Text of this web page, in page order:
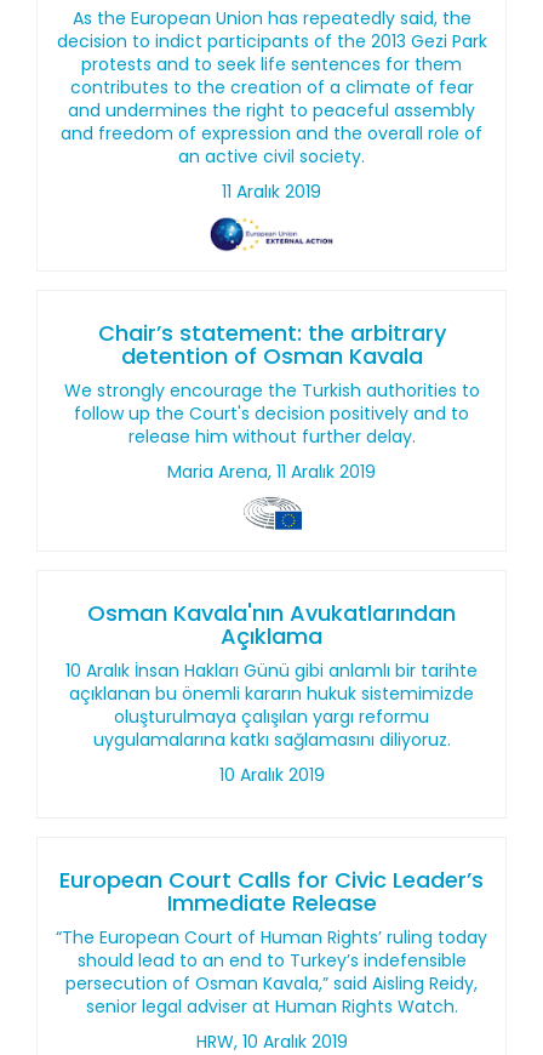
As the European Union has repeatedly said, the
decision to indict participants of the 2013 Gezi Park
protests and to seek life sentences for them
contributes to the creation of a climate of fear
and undermines the right to peaceful assembly
and freedom of expression and the overall role of
an active civil society.
11 Aralık 2019
Chair’s statement: the arbitrary
detention of Osman Kavala
We strongly encourage the Turkish authorities to
follow up the Court's decision positively and to
release him without further delay.
Maria Arena, 11 Aralık 2019
Osman Kavala'nın Avukatlarından
Açıklama
10 Aralık İnsan Hakları Günü gibi anlamlı bir tarihte
açıklanan bu önemli kararın hukuk sistemimizde
oluşturulmaya çalışılan yargı reformu
uygulamalarına katkı sağlamasını diliyoruz.
10 Aralık 2019
European Court Calls for Civic Leader’s
Immediate Release
“The European Court of Human Rights’ ruling today
should lead to an end to Turkey’s indefensible
persecution of Osman Kavala,” said Aisling Reidy,
senior legal adviser at Human Rights Watch.
HRW, 10 Aralık 2019